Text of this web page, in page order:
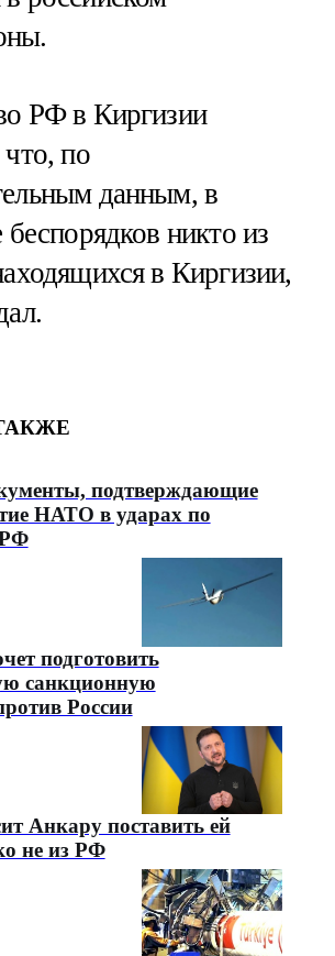
РФ в Киргизии
по
данным, в
беспорядков никто из
в Киргизии,
подтверждающие
НАТО в ударах по
РФ
подготовить
санкционную
России
Анкару поставить ей
не из РФ